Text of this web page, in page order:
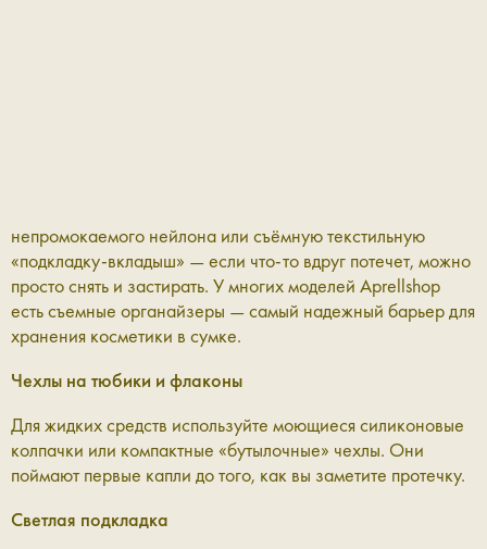
непромокаемого нейлона или съёмную текстильную
«подкладку-вкладыш» — если что-то вдруг потечет, можно
просто снять и застирать. У многих моделей Aprellshop
есть съемные органайзеры — самый надежный барьер для
хранения косметики в сумке.
Чехлы на тюбики и флаконы
Для жидких средств используйте моющиеся силиконовые
колпачки или компактные «бутылочные» чехлы. Они
поймают первые капли до того, как вы заметите протечку.
Светлая подкладка